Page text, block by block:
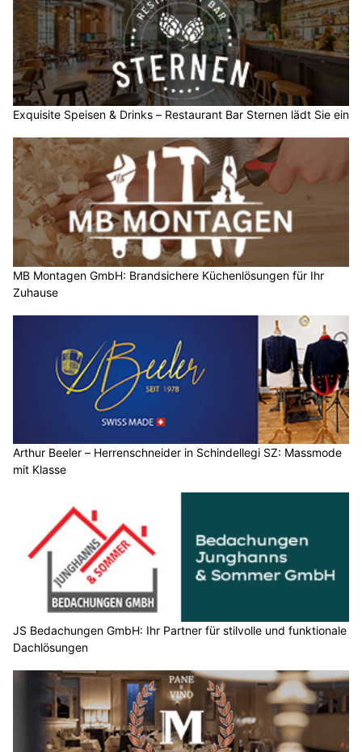
Exquisite Speisen & Drinks – Restaurant Bar Sternen lädt Sie ein
MB Montagen GmbH: Brandsichere Küchenlösungen für Ihr
Zuhause
Arthur Beeler – Herrenschneider in Schindellegi SZ: Massmode
mit Klasse
JS Bedachungen GmbH: Ihr Partner für stilvolle und funktionale
Dachlösungen